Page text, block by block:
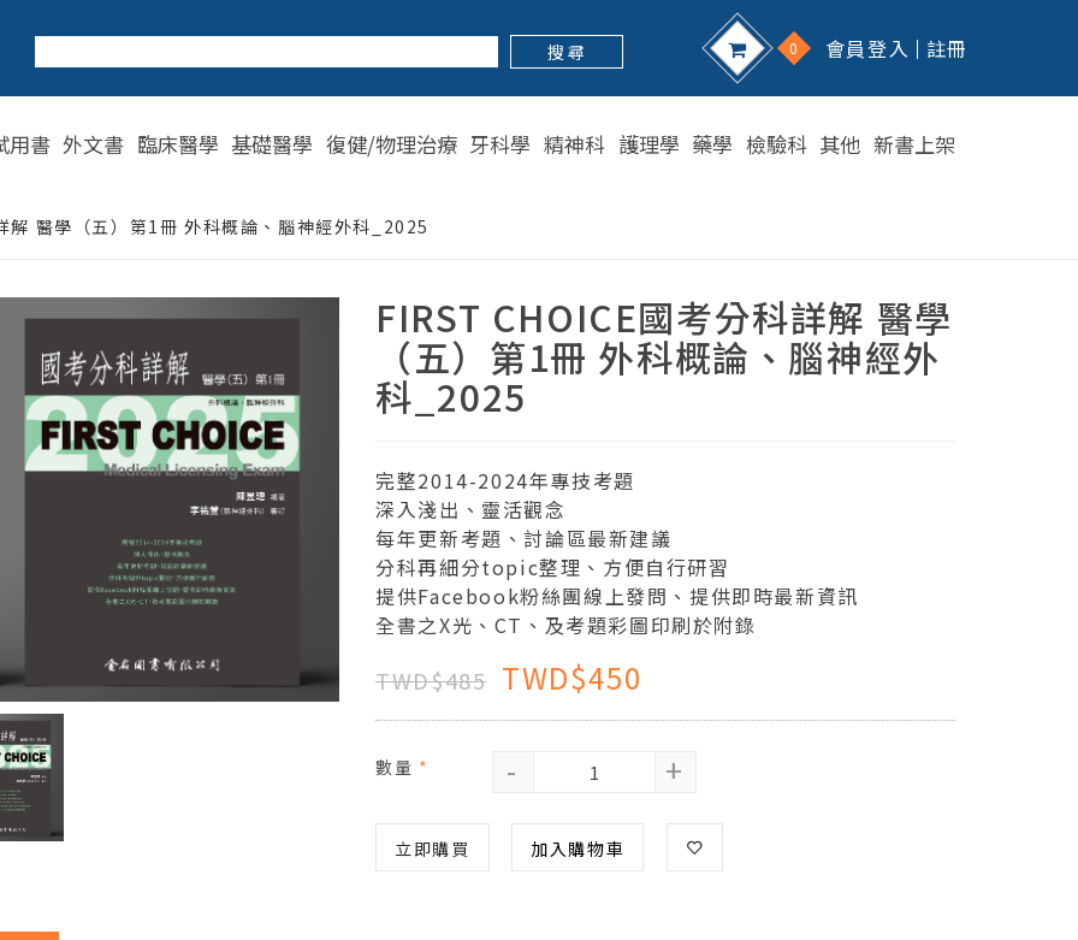
搜 尋 0 會員登入 註冊
用書 外文書 臨床醫學 基礎醫學 復健/物理治療 牙科學 精神科 護理學 藥學 檢驗科 其他 新書上架
解 醫學（五）第1冊 外科概論、腦神經外科_2025
FIRST CHOICE國考分科詳解 醫學
（五）第1冊 外科概論、腦神經外
科_2025
完整2014-2024年專技考題
深入淺出、靈活觀念
每年更新考題、討論區最新建議
分科再細分topic整理、方便自行研習
提供Facebook粉絲團線上發問、提供即時最新資訊
全書之X光、CT、及考題彩圖印刷於附錄
TWD$485 TWD$450
數量 * - +
立即購買 加入購物車